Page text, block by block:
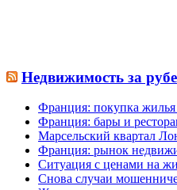
Недвижимость за
Франция: покупка жилья
Франция: бары и
Марсельский квартал
Франция: рынок
Ситуация с ценами на
Снова случаи